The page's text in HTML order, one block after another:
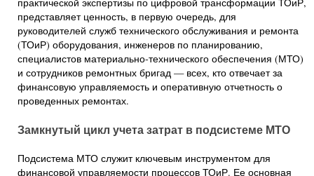
представляет ценность, в первую очередь, для
руководителей служб технического обслуживания и ремонта
(ТОиР) оборудования, инженеров по планированию,
специалистов материально-технического обеспечения (МТО)
и сотрудников ремонтных бригад — всех, кто отвечает за
финансовую управляемость и оперативную отчетность о
проведенных ремонтах.
Замкнутый цикл учета затрат в подсистеме МТО
Подсистема МТО служит ключевым инструментом для
финансовой управляемости процессов ТОиР. Ее основная